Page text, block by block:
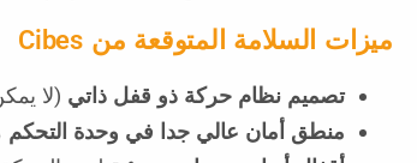
ميزات السلامة المتوقعة من Cibes
تصميم نظام حركة ذو قفل ذاتي (لا
منطق أمان عالي جدا في وحدة التحكم